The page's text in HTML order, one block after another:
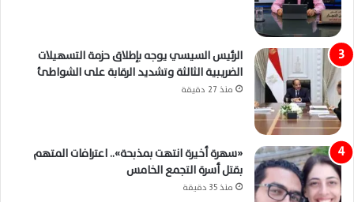
الرئيس السيسي يوجه بإطلاق حزمة التسهيلات
الضريبية الثالثة وتشديد الرقابة على الشواطئ
منذ 27 دقيقة
«سهرة أخيرة انتهت بمذبحة».. اعترافات المتهم
بقتل أسرة التجمع الخامس
منذ 35 دقيقة